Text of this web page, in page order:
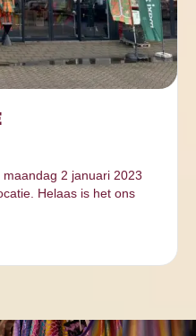
2 januari 2023
Helaas is het ons